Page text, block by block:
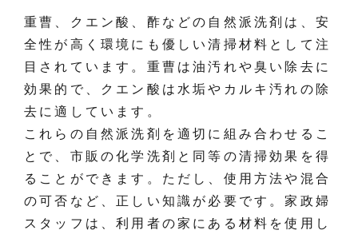
重曹、クエン酸、酢などの自然派洗剤は、安
全性が高く環境にも優しい清掃材料として注
目されています。重曹は油汚れや臭い除去に
効果的で、クエン酸は水垢やカルキ汚れの除
去に適しています。
これらの自然派洗剤を適切に組み合わせるこ
とで、市販の化学洗剤と同等の清掃効果を得
ることができます。ただし、使用方法や混合
の可否など、正しい知識が必要です。家政婦
スタッフは、利用者の家にある材料を使用し